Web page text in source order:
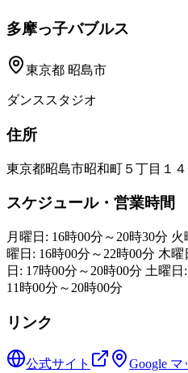
多摩っ子バブルス
東京都 昭島市
ダンススタジオ
住所
東京都昭島市昭和町５丁目１４
スケジュール・営業時間
月曜日: 16時00分～20時30分
曜日: 16時00分～22時00分 木
日: 17時00分～20時00分 土曜
11時00分～20時00分
リンク
公式サイト Google マ